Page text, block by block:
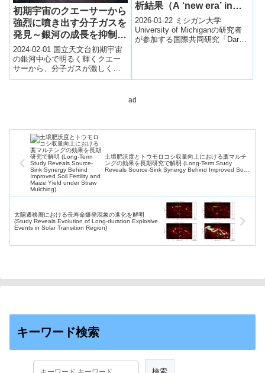
初期宇宙のクエーサーから
強烈に噴き出す分子ガスを
発見～銀河の成長を抑制す
るメカニズムの解明へ～
2024-02-01 国立天文台初期宇宙
の銀河中心で明るく輝くクエー
サーから、分子ガスが激しく噴
き出ている様子（想像図）。
析結果（A ‘new era’ in
cosmology: Dark Energy
Survey releases new
analysis of how the
2026-01-22 ミシガン大学
University of Michiganの研究者
が参加する国際共同研究「Dark
ad
土壌肥沃度とトウモロコシ収量向上における藁マルチ
ングの効果を長期研究で解明 (Long-Term Study
Reveals Source-Sink Synergy Behind Improved Soil
太陽遷移層における長寿命爆発現象の進化を解明
(Study Reveals Evolution of Long-duration Explosive
Events in Solar Transition Region)
キーワード検索